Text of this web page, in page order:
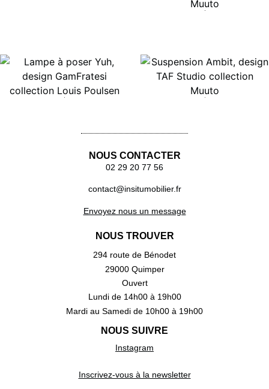
NOUS CONTACTER
02 29 20 77 56
contact@insitumobilier.fr
Envoyez nous un message
NOUS TROUVER
294 route de Bénodet
29000 Quimper
Ouvert
Lundi de 14h00 à 19h00
Mardi au Samedi de 10h00 à 19h00
NOUS SUIVRE
Instagram
Inscrivez-vous à la newsletter